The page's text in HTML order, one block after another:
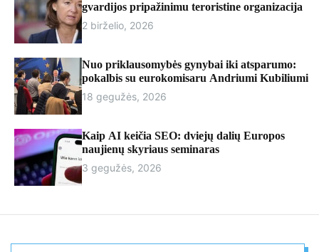
gvardijos pripažinimu teroristine organizacija
2 birželio, 2026
Nuo priklausomybės gynybai iki atsparumo:
pokalbis su eurokomisaru Andriumi Kubiliumi
18 gegužės, 2026
Kaip AI keičia SEO: dviejų dalių Europos
naujienų skyriaus seminaras
3 gegužės, 2026